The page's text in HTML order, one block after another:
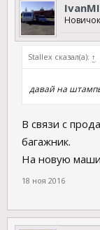
Новичок
Stallex сказал(а): ↑
давай на
В связи с
багажник.
На новую
18 ноя 2016